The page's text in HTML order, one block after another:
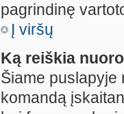
pagrindinę
Į viršų
Ką reiškia
Šiame
komandą